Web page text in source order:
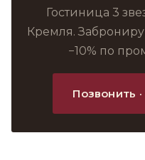
Гостиница 3
Кремля.
−10% по
Позвонить